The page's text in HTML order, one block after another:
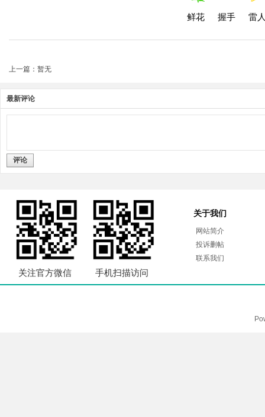
鲜花 握手 雷
上一篇：暂无
最新评论
评论
关注官方微信 手机扫描访问
关于我们
网站简介
投诉删帖
联系我们